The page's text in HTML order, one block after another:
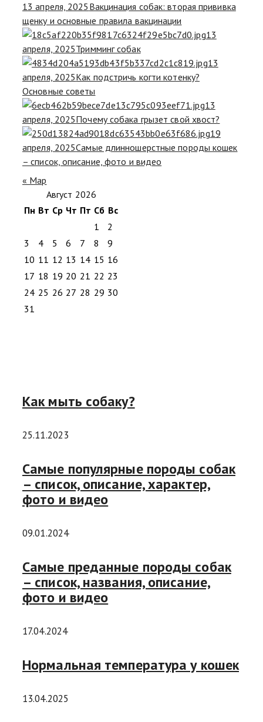
13 апреля, 2025 Вакцинация собак: вторая прививка
щенку и основные правила вакцинации
13
апреля, 2025Тримминг собак
13
апреля, 2025Как подстричь когти котенку?
Основные советы
13
апреля, 2025Почему собака грызет свой хвост?
19
апреля, 2025Самые длинношерстные породы кошек
– список, описание, фото и видео
« Мар
Август 2026
Пн Вт Ср Чт Пт Сб Вс
1
2
3
4 5 6 7 8
9
10 11 12 13 14 15 16
17 18 19 20 21 22 23
24 25 26 27 28 29 30
31
Как мыть собаку?
25.11.2023
Самые популярные породы собак
– список, описание, характер,
фото и видео
09.01.2024
Самые преданные породы собак
– список, названия, описание,
фото и видео
17.04.2024
Нормальная температура у кошек
13.04.2025